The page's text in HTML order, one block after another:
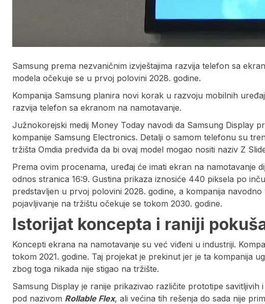
Samsung prema nezvaničnim izvještajima razvija telefon sa
modela očekuje se u prvoj polovini 2028. godine.
Kompanija Samsung planira novi korak u razvoju mobilnih
razvija telefon sa ekranom na namotavanje.
Južnokorejski medij Money Today navodi da Samsung Display
kompanije Samsung Electronics. Detalji o samom telefonu su
tržišta Omdia predviđa da bi ovaj model mogao nositi naziv Z
Prema ovim procenama, uređaj će imati ekran na namotavanje
odnos stranica 16:9. Gustina prikaza iznosiće 440 piksela po
predstavljen u prvoj polovini 2028. godine, a kompanija
pojavljivanje na tržištu očekuje se tokom 2030. godine.
Istorijat koncepta i raniji
Koncepti ekrana na namotavanje su već viđeni u industriji.
tokom 2021. godine. Taj projekat je prekinut jer je ta kompanija
zbog toga nikada nije stigao na tržište.
Samsung Display je ranije prikazivao različite prototipe savitljivih
pod nazivom Rollable Flex, ali većina tih rešenja do sada nije